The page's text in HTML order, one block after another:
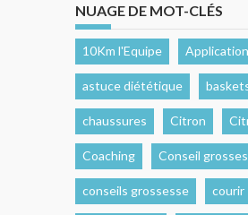
NUAGE DE MOT-CLÉS
10Km l'Equipe Application
astuce diététique
chaussures Citron
Coaching Conseil
conseils grossesse courir